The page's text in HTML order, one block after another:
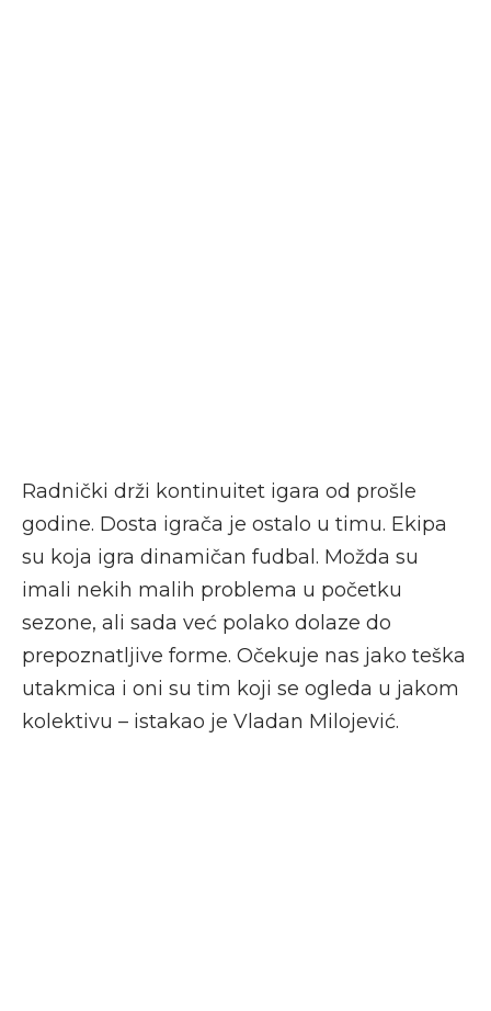
Radnički drži kontinuitet igara od prošle
godine. Dosta igrača je ostalo u timu. Ekipa
su koja igra dinamičan fudbal. Možda su
imali nekih malih problema u početku
sezone, ali sada već polako dolaze do
prepoznatljive forme. Očekuje nas jako teška
utakmica i oni su tim koji se ogleda u jakom
kolektivu – istakao je Vladan Milojević.